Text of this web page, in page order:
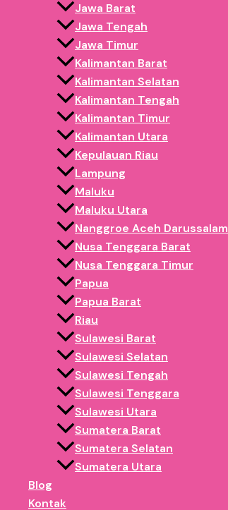
Jawa Barat
Jawa Tengah
Jawa Timur
Kalimantan Barat
Kalimantan Selatan
Kalimantan Tengah
Kalimantan Timur
Kalimantan Utara
Kepulauan Riau
Lampung
Maluku
Maluku Utara
Nanggroe Aceh Darussalam
Nusa Tenggara Barat
Nusa Tenggara Timur
Papua
Papua Barat
Riau
Sulawesi Barat
Sulawesi Selatan
Sulawesi Tengah
Sulawesi Tenggara
Sulawesi Utara
Sumatera Barat
Sumatera Selatan
Sumatera Utara
Blog
Kontak